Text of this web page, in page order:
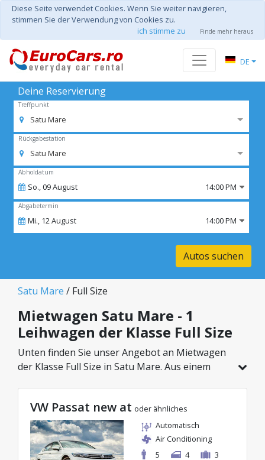
Diese Seite verwendet Cookies. Wenn Sie weiter navigieren,
stimmen Sie der Verwendung von Cookies zu.
ich stimme zu
Finde mehr heraus
DE
Deine Reservierung
Treffpunkt
Satu Mare
Rückgabestation
Satu Mare
Abholdatum
So.,09August 14:00 PM
Abgabetermin
Mi., 12August 14:00 PM
Autos suchen
Satu Mare / Full Size
Mietwagen Satu Mare - 1
Leihwagen der Klasse Full Size
Unten finden Sie unser Angebot an Mietwagen
der Klasse Full Size in Satu Mare. Aus einem
gewählten Kategorie wählen, mit attraktiven
Preisen ab nur 67€/Tag.
VW Passat new at oder ähnliches
Automatisch
Air Conditioning
5
4 3